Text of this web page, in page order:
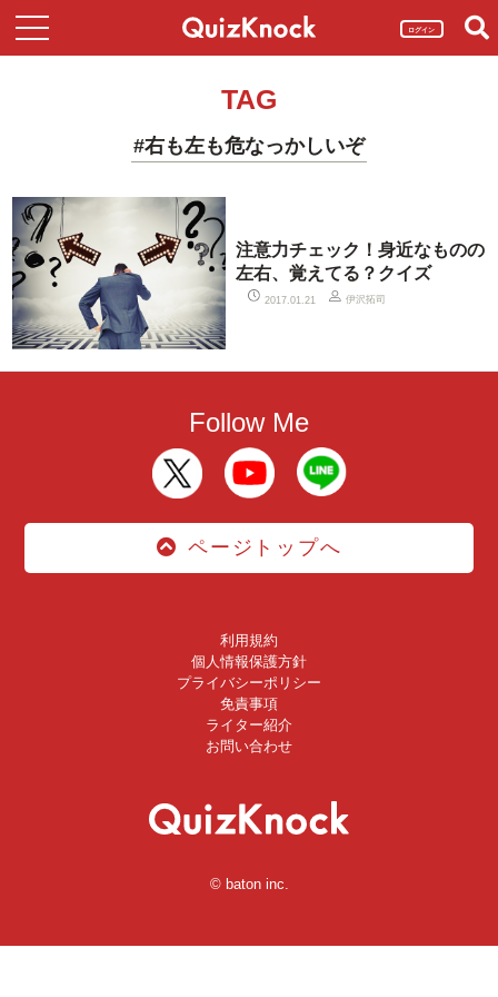
ログイン
TAG
#右も左も危なっかしいぞ
注意力チェック！身近なものの
左右、覚えてる？クイズ
2017.01.21 伊沢拓司
Follow Me
ページトップへ
利用規約
個人情報保護方針
プライバシーポリシー
免責事項
ライター紹介
お問い合わせ
© baton inc.